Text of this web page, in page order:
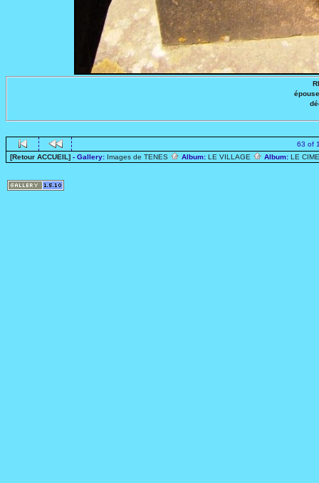
63 of
[Retour ACCUEIL] - Gallery: Images de TENES Album: LE VILLAGE Album: LE